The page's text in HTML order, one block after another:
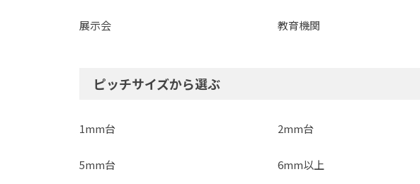
展示会 教育機関
ピッチサイズから選ぶ
1mm台 2mm台
5mm台 6mm以上